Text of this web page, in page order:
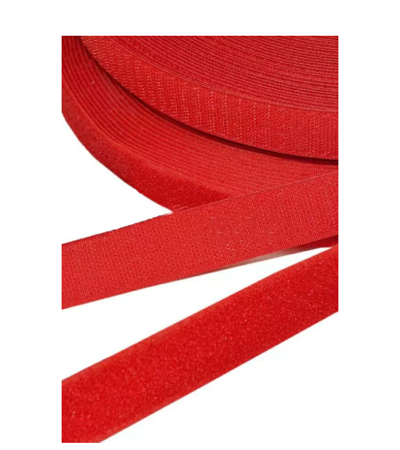
Белый.
Рул.
25м.